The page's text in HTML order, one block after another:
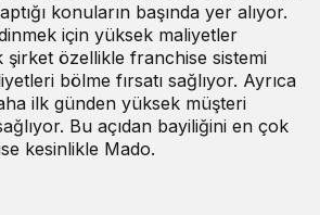
konuların başında yer alıyor.
için yüksek maliyetler
şirket özellikle franchise sistemi
bölme fırsatı sağlıyor. Ayrıca
ilk günden yüksek müşteri
Bu açıdan bayiliğini en çok
kesinlikle Mado.